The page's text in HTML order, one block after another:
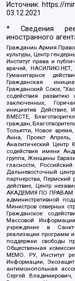
Источник: https://
03.12.2021
* Сведения
иностранного
культуры, Центр
Институт права и
врачей,
Гуманитарное
Гражданская
Гражданский Союз,
содействия
заключенных,
инициатив Действие,
ВМЕСТЕ,
граждан,
Тольятти, Новое
Анна, Проект Апрель,
Аналитический Центр
содействия имени
группа, Женщины
гласности,
Дальневосточный
партнерства,
действие, Центр
АКАДЕМИЯ ПО ПРАВАМ
административной
Министров северных
Гражданское
Массовой
учреждение в
реализации программ
поддержки свободы
Общественная
МЕМО. РУ, Институт
Информации,
антимонопольная
Сергей